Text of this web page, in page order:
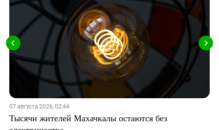
07 августа 2026, 02:44
Тысячи жителей Махачкалы остаются без